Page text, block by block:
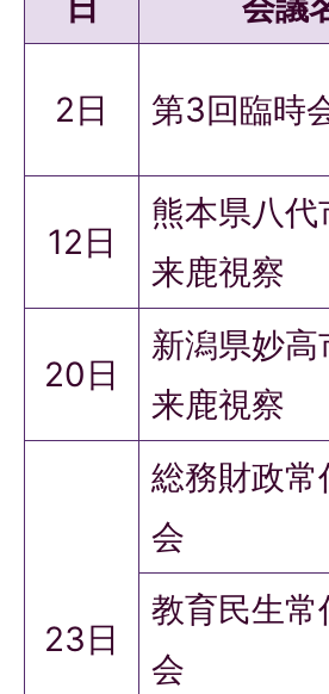
2日 第3回臨時
12日
熊本県八代
来鹿視察
20日
新潟県妙高
来鹿視察
23日
総務財政常
会
教育民生常
会